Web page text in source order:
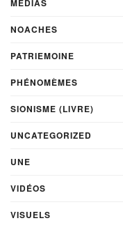
MÉDIAS
NOACHES
PATRIEMOINE
PHÉNOMÈMES
SIONISME (LIVRE)
UNCATEGORIZED
UNE
VIDÉOS
VISUELS